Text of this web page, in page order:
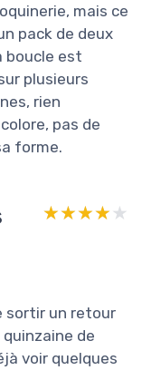
mais ce
pack de deux
boucle est
plusieurs
rien
pas de
forme.
★★★★★
★★★★★
sortir un retour
de
voir quelques